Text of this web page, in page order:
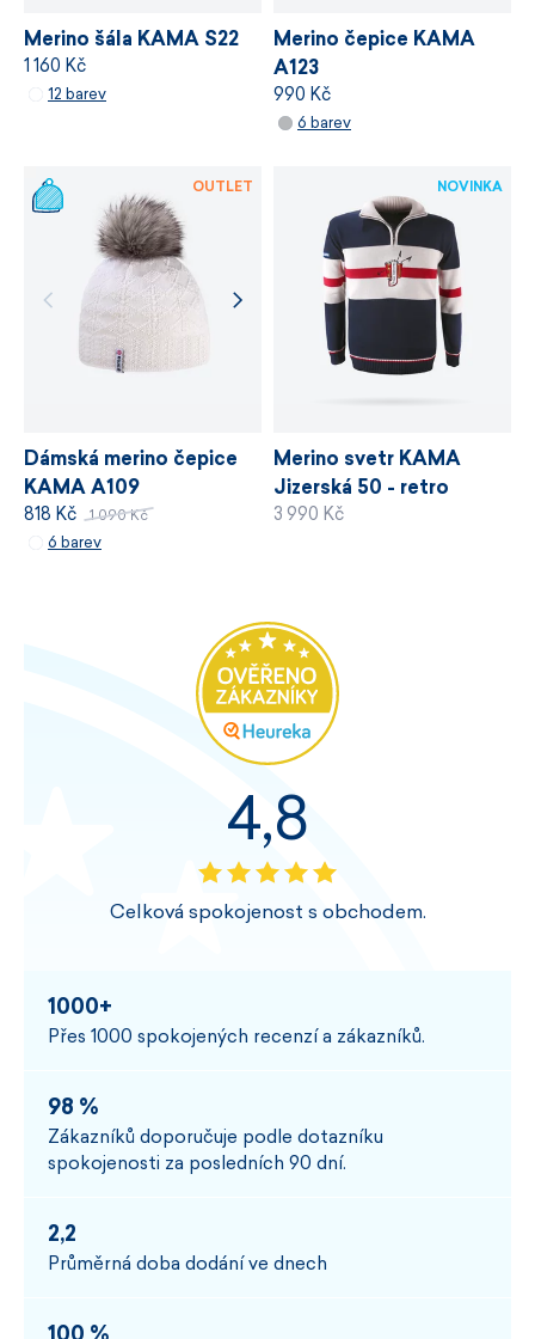
Merino šála KAMA S22
1 160 Kč
12 barev
Merino čepice KAMA
A123
990 Kč
6 barev
Dámská merino čepice
KAMA A109
818 Kč 1 090 Kč
6 barev
OUTLET
Merino svetr KAMA
Jizerská 50 - retro
kolekce
3 990 Kč
NOVINKA
4,8
Celková spokojenost s obchodem.
1000+
Přes 1000 spokojených recenzí a zákazníků.
98 %
Zákazníků doporučuje podle dotazníku
spokojenosti za posledních 90 dní.
2,2
Průměrná doba dodání ve dnech